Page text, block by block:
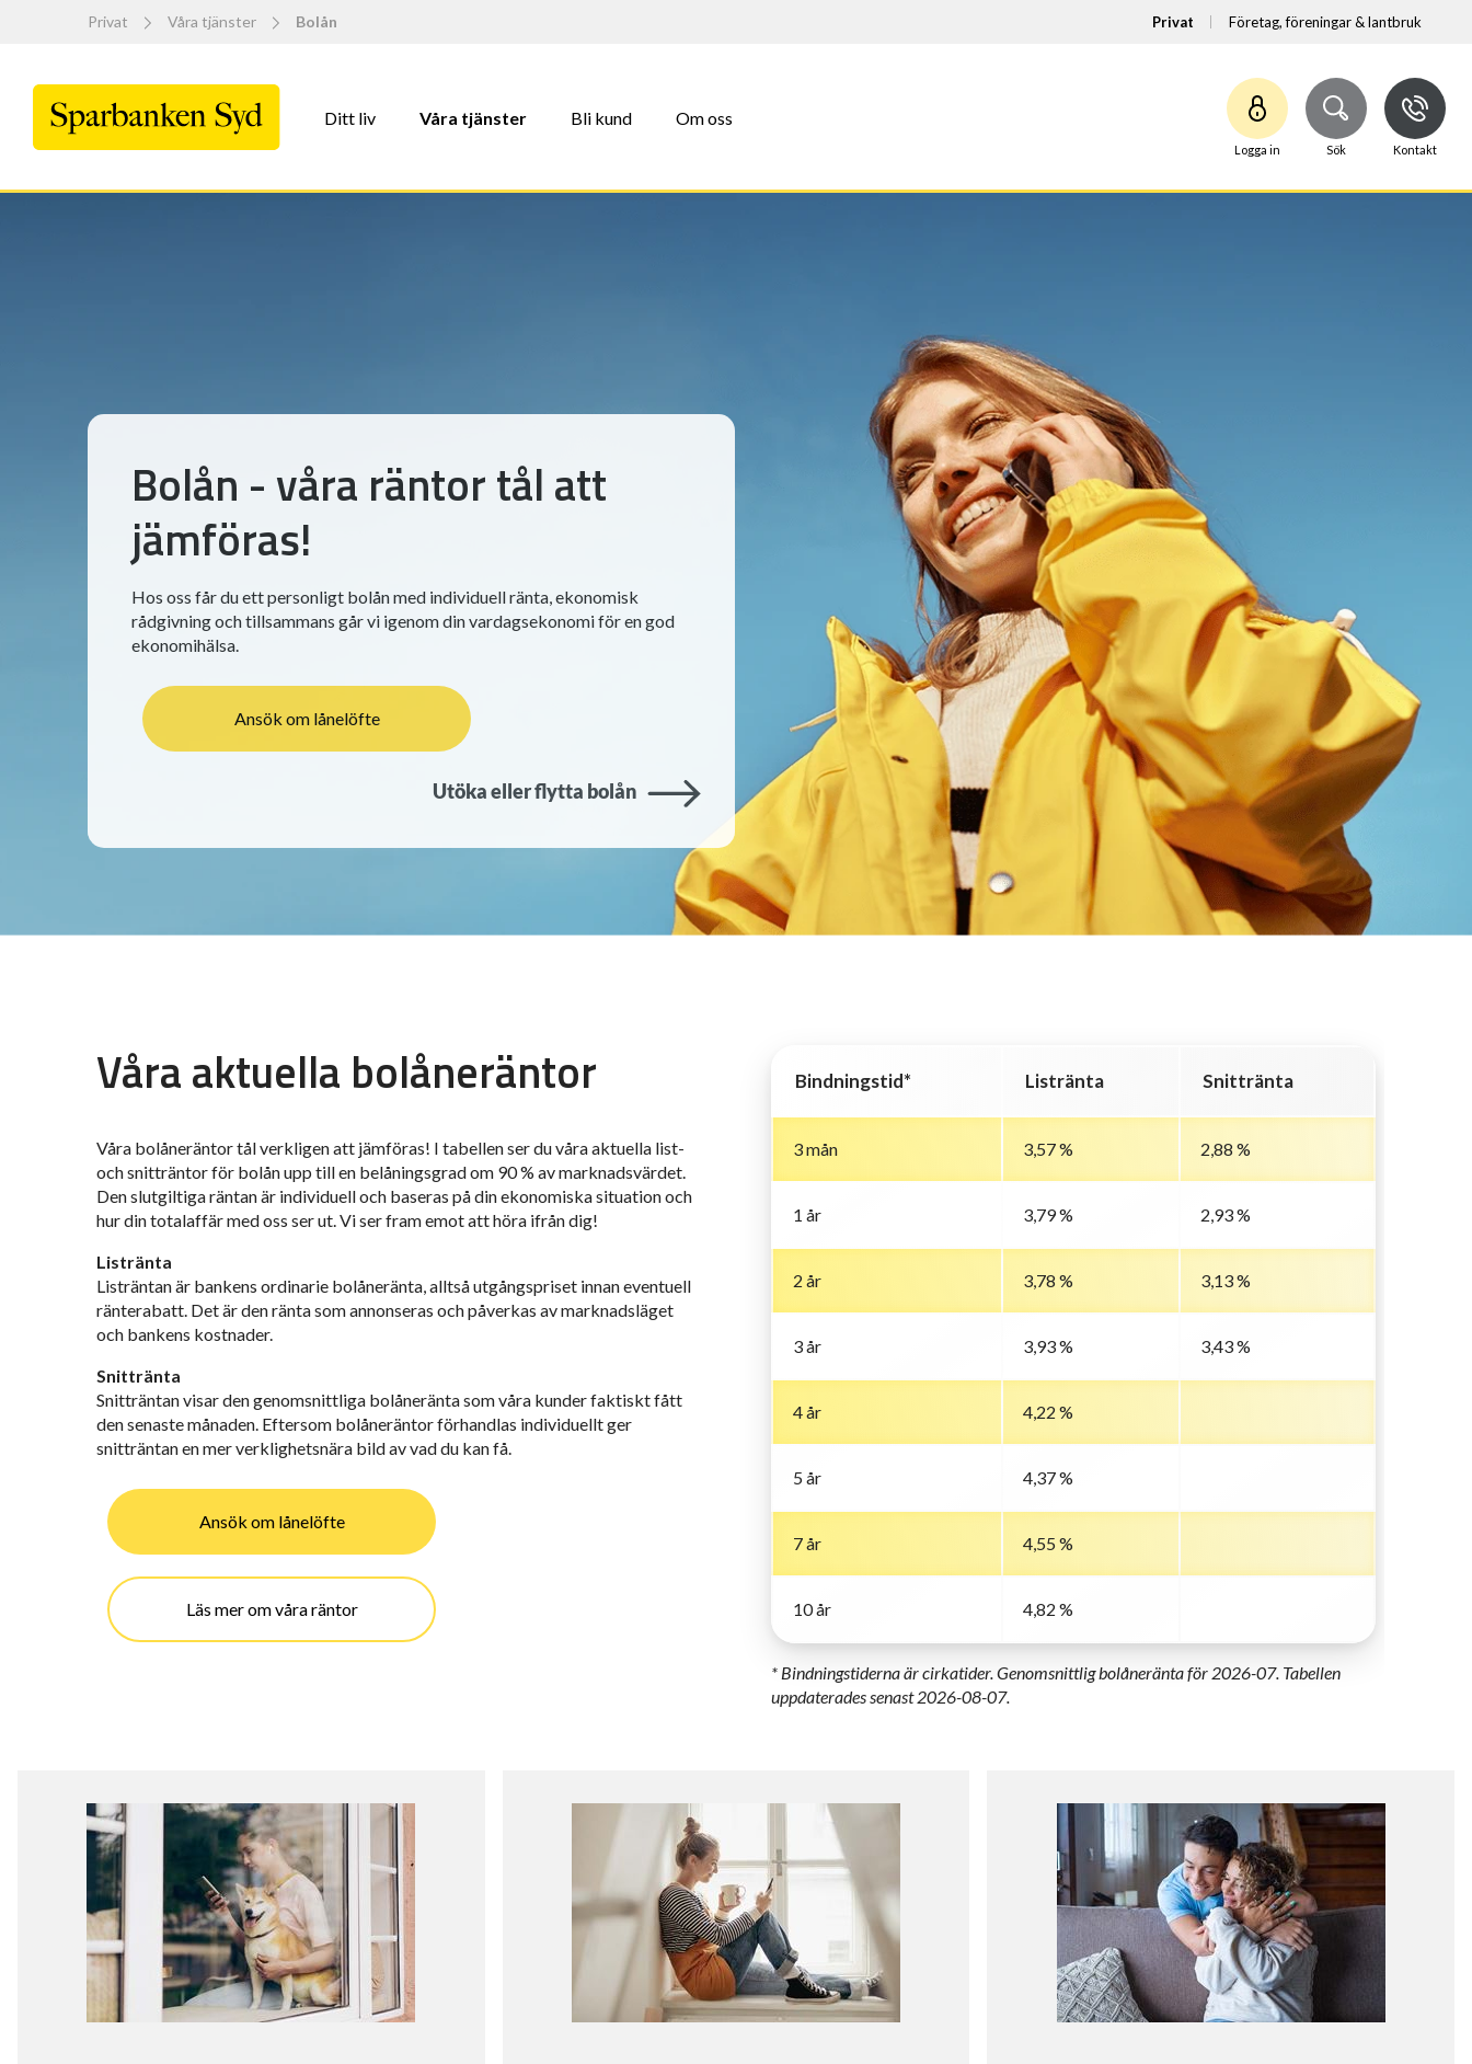
Privat Våra tjänster Bolån Privat Företag, föreningar & lantbruk
Ditt liv Våra tjänster Bli kund Om oss
Logga in Sök Kontakt
Bolån - våra räntor tål att
jämföras!
Hos oss får du ett personligt bolån med individuell ränta, ekonomisk
rådgivning och tillsammans går vi igenom din vardagsekonomi för en god
ekonomihälsa.
Ansök om lånelöfte
Utöka eller flytta bolån
Våra aktuella bolåneräntor
Våra bolåneräntor tål verkligen att jämföras! I tabellen ser du våra aktuella list-
och snitträntor för bolån upp till en belåningsgrad om 90 % av marknadsvärdet.
Den slutgiltiga räntan är individuell och baseras på din ekonomiska situation och
hur din totalaffär med oss ser ut. Vi ser fram emot att höra ifrån dig!
Listränta
Listräntan är bankens ordinarie bolåneränta, alltså utgångspriset innan eventuell
ränterabatt. Det är den ränta som annonseras och påverkas av marknadsläget
och bankens kostnader.
Snittränta
Snitträntan visar den genomsnittliga bolåneränta som våra kunder faktiskt fått
den senaste månaden. Eftersom bolåneräntor förhandlas individuellt ger
snitträntan en mer verklighetsnära bild av vad du kan få.
Ansök om lånelöfte
Läs mer om våra räntor
Bindningstid* Listränta Snittränta
3 mån 3,57 % 2,88 %
1 år 3,79 % 2,93 %
2 år 3,78 % 3,13 %
3 år 3,93 % 3,43 %
4 år 4,22 %
5 år 4,37 %
7 år 4,55 %
10 år 4,82 %
* Bindningstiderna är cirkatider. Genomsnittlig bolåneränta för 2026-07. Tabellen
uppdaterades senast 2026-08-07.